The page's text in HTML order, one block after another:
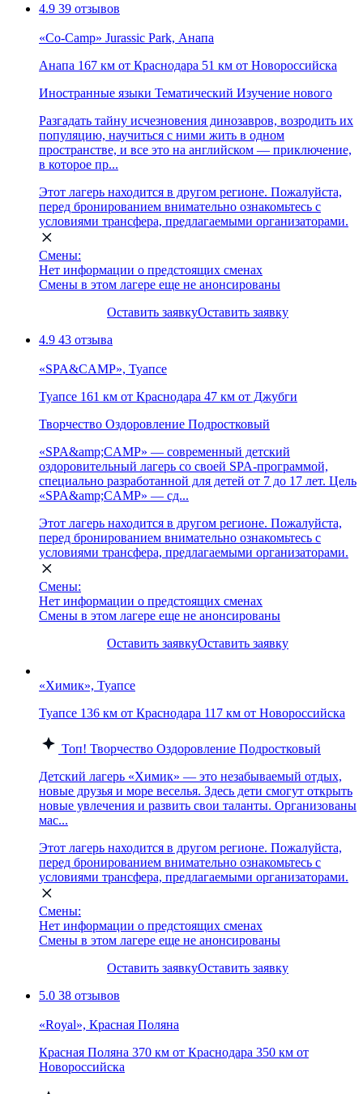
4.9 39 отзывов
«Co-Camp» Jurassic Park, Анапа
Анапа 167 км от Краснодара 51 км от Новороссийска
Иностранные языки Тематический Изучение нового
Разгадать тайну исчезновения динозавров, возродить их
популяцию, научиться с ними жить в одном
пространстве, и все это на английском — приключение,
в которое пр...
Этот лагерь находится в другом регионе. Пожалуйста,
перед бронированием внимательно ознакомьтесь с
условиями трансфера, предлагаемыми организаторами.
Смены:
Нет информации о предстоящих сменах
Смены в этом лагере еще не анонсированы
Оставить заявкуОставить заявку
4.9 43 отзыва
«SPA&CAMP», Туапсе
Туапсе 161 км от Краснодара 47 км от Джубги
Творчество Оздоровление Подростковый
«SPA&amp;CAMP» — современный детский
оздоровительный лагерь со своей SPA-программой,
специально разработанной для детей от 7 до 17 лет. Цель
«SPA&amp;CAMP» — сд...
Этот лагерь находится в другом регионе. Пожалуйста,
перед бронированием внимательно ознакомьтесь с
условиями трансфера, предлагаемыми организаторами.
Смены:
Нет информации о предстоящих сменах
Смены в этом лагере еще не анонсированы
Оставить заявкуОставить заявку
«Химик», Туапсе
Туапсе 136 км от Краснодара 117 км от Новороссийска
Топ! Творчество Оздоровление Подростковый
Детский лагерь «Химик» — это незабываемый отдых,
новые друзья и море веселья. Здесь дети смогут открыть
новые увлечения и развить свои таланты. Организованы
мас...
Этот лагерь находится в другом регионе. Пожалуйста,
перед бронированием внимательно ознакомьтесь с
условиями трансфера, предлагаемыми организаторами.
Смены:
Нет информации о предстоящих сменах
Смены в этом лагере еще не анонсированы
Оставить заявкуОставить заявку
5.0 38 отзывов
«Royal», Красная Поляна
Красная Поляна 370 км от Краснодара 350 км от
Новороссийска